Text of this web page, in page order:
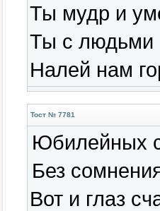
Ты мудр и
Ты с людьми
Налей нам
Тост № 7781
Юбилейных
Без
Вот и глаз